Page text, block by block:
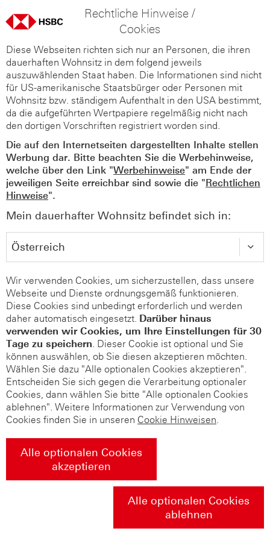
Rechtliche Hinweise /
Cookies
Diese Webseiten richten sich nur an Personen, die ihren
dauerhaften Wohnsitz in dem folgend jeweils
auszuwählenden Staat haben. Die Informationen sind nicht
für US-amerikanische Staatsbürger oder Personen mit
Wohnsitz bzw. ständigem Aufenthalt in den USA bestimmt,
da die aufgeführten Wertpapiere regelmäßig nicht nach
den dortigen Vorschriften registriert worden sind.
Die auf den Internetseiten dargestellten Inhalte stellen
Werbung dar. Bitte beachten Sie die Werbehinweise,
welche über den Link "Werbehinweise" am Ende der
jeweiligen Seite erreichbar sind sowie die "Rechtlichen
Hinweise".
Mein dauerhafter Wohnsitz befindet sich in:
Wir verwenden Cookies, um sicherzustellen, dass unsere
Webseite und Dienste ordnungsgemäß funktionieren.
Diese Cookies sind unbedingt erforderlich und werden
daher automatisch eingesetzt. Darüber hinaus
verwenden wir Cookies, um Ihre Einstellungen für 30
Tage zu speichern. Dieser Cookie ist optional und Sie
können auswählen, ob Sie diesen akzeptieren möchten.
Wählen Sie dazu "Alle optionalen Cookies akzeptieren".
Entscheiden Sie sich gegen die Verarbeitung optionaler
Cookies, dann wählen Sie bitte "Alle optionalen Cookies
ablehnen". Weitere Informationen zur Verwendung von
Cookies finden Sie in unseren Cookie Hinweisen.
Alle optionalen Cookies
akzeptieren
Alle optionalen Cookies
ablehnen